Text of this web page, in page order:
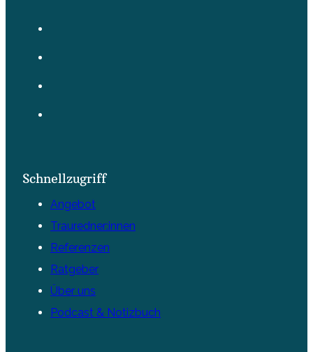
Schnellzugriff
Angebot
Trauredner:innen
Referenzen
Ratgeber
Über uns
Podcast & Notizbuch